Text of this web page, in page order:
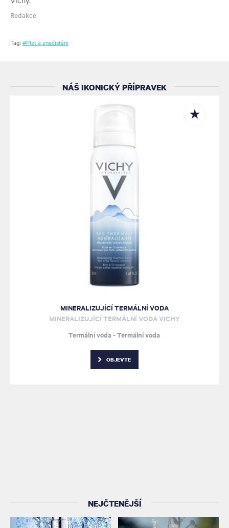
Redakce
Tag:#Pleť a znečistění
NÁŠ IKONICKÝ PŘÍPRAVEK
MINERALIZUJÍCÍ TERMÁLNÍ VODA
MINERALIZUJÍCÍ TERMÁLNÍ VODA VICHY
Termální voda - Termální voda
OBJEVTE
NEJČTENĚJŠÍ